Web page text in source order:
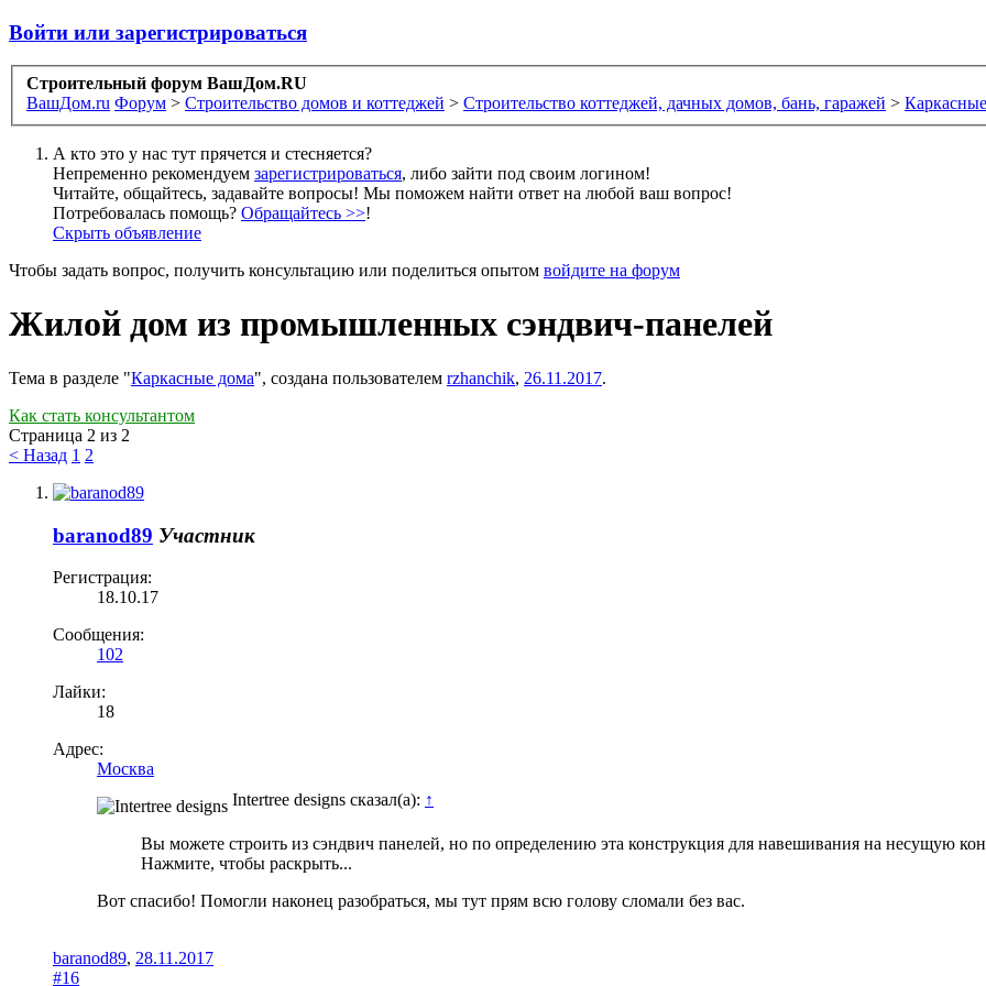
Войти или зарегистрироваться
Строительный форум ВашДом.RU
ВашДом.ru Форум > Строительство домов и коттеджей > Строительство коттеджей, дачных домов, бань, гаражей >
А кто это у нас тут прячется и стесняется?
Непременно рекомендуем зарегистрироваться, либо зайти под своим логином!
Читайте, общайтесь, задавайте вопросы! Мы поможем найти ответ на любой ваш вопрос!
Потребовалась помощь? Обращайтесь >>!
Скрыть объявление
Чтобы задать вопрос, получить консультацию или поделиться опытом войдите на форум
Жилой дом из промышленных сэндвич-панелей
Тема в разделе "Каркасные дома", создана пользователем rzhanchik, 26.11.2017.
Как стать консультантом
Страница 2 из 2
< Назад 1 2
baranod89 Участник
Регистрация:
18.10.17
Сообщения:
102
Лайки:
18
Адрес:
Москва
Intertree designs сказал(а): ↑
Вы можете строить из сэндвич панелей, но по определению эта конструкция для навешивания на несущую
Нажмите, чтобы раскрыть...
Вот спасибо! Помогли наконец разобраться, мы тут прям всю голову сломали без вас.
baranod89, 28.11.2017
#16